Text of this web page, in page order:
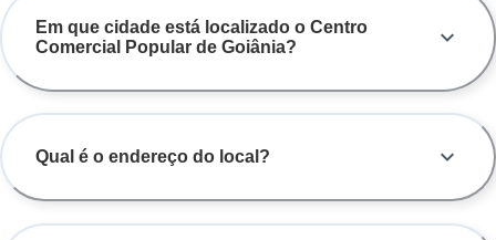
Em que cidade está localizado o Centro
Comercial Popular de Goiânia?
Qual é o endereço do local?